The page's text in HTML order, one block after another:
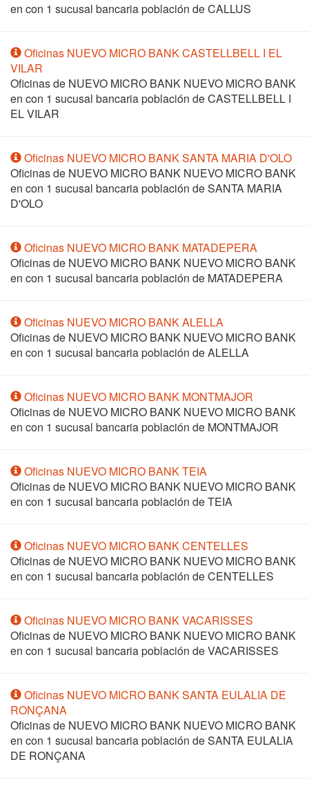
en con 1 sucusal bancaria población de CALLUS
Oficinas NUEVO MICRO BANK CASTELLBELL I EL
VILAR
Oficinas de NUEVO MICRO BANK NUEVO MICRO BANK
en con 1 sucusal bancaria población de CASTELLBELL I
EL VILAR
Oficinas NUEVO MICRO BANK SANTA MARIA D'OLO
Oficinas de NUEVO MICRO BANK NUEVO MICRO BANK
en con 1 sucusal bancaria población de SANTA MARIA
D'OLO
Oficinas NUEVO MICRO BANK MATADEPERA
Oficinas de NUEVO MICRO BANK NUEVO MICRO BANK
en con 1 sucusal bancaria población de MATADEPERA
Oficinas NUEVO MICRO BANK ALELLA
Oficinas de NUEVO MICRO BANK NUEVO MICRO BANK
en con 1 sucusal bancaria población de ALELLA
Oficinas NUEVO MICRO BANK MONTMAJOR
Oficinas de NUEVO MICRO BANK NUEVO MICRO BANK
en con 1 sucusal bancaria población de MONTMAJOR
Oficinas NUEVO MICRO BANK TEIA
Oficinas de NUEVO MICRO BANK NUEVO MICRO BANK
en con 1 sucusal bancaria población de TEIA
Oficinas NUEVO MICRO BANK CENTELLES
Oficinas de NUEVO MICRO BANK NUEVO MICRO BANK
en con 1 sucusal bancaria población de CENTELLES
Oficinas NUEVO MICRO BANK VACARISSES
Oficinas de NUEVO MICRO BANK NUEVO MICRO BANK
en con 1 sucusal bancaria población de VACARISSES
Oficinas NUEVO MICRO BANK SANTA EULALIA DE
RONÇANA
Oficinas de NUEVO MICRO BANK NUEVO MICRO BANK
en con 1 sucusal bancaria población de SANTA EULALIA
DE RONÇANA